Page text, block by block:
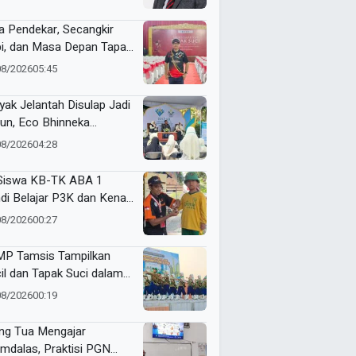
Pendekar, Secangkir
dan Masa Depan Tapak
202605:45
Jelantah Disulap Jadi
Eco Bhinneka
Inspirasi
202604:28
KB-TK ABA 1
Belajar P3K dan Kenali
Lewat Ambulance
202600:27
Tamsis Tampilkan
dan Tapak Suci dalam
One Event di
202600:19
Tua Mengajar
Praktisi PGN